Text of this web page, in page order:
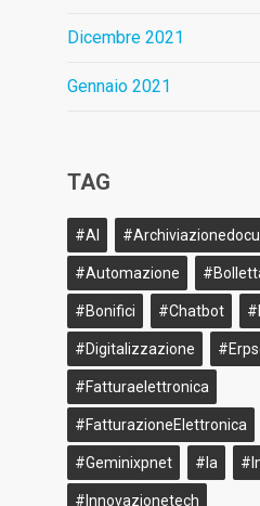
Dicembre 2021
Gennaio 2021
TAG
#AI
#Automazione
#bonifici #Chatbot
#Digitalizzazione
#fatturaelettronica
#FatturazioneElettronica
#geminixpnet #ia
#innovazionetech